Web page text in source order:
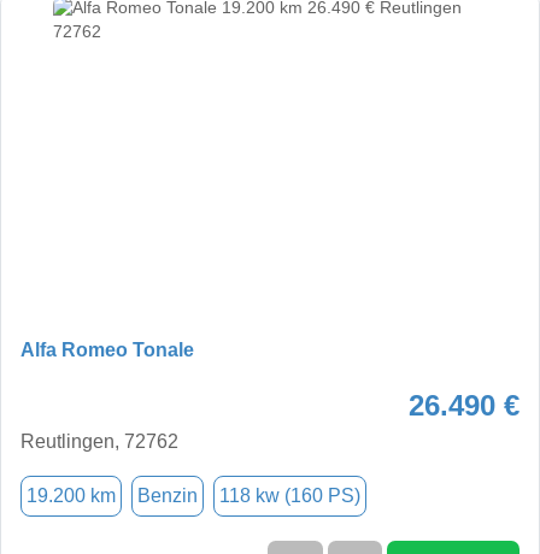
Alfa Romeo Tonale
26.490 €
Reutlingen, 72762
19.200 km Benzin 118 kw (160 PS)